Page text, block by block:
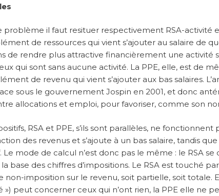
il faut resituer respectivement RSA-activité
de ressources qui vient s’ajouter au salaire de
de rendre plus attractive financièrement une activité
qui sont sans aucune activité. La PPE, elle, est de
de revenu qui vient s’ajouter aux bas salaires.
sous le gouvernement Jospin en 2001, et donc
allocations et emploi, pour favoriser, comme son
RSA et PPE, s’ils sont parallèles, ne
des revenus et s’ajoute à un bas salaire, tandis
mode de calcul n’est donc pas le même : le RSA
base des chiffres d’impositions. Le RSA est touché
non-imposition sur le revenu, soit partielle, soit totale.
») peut concerner ceux qui n’ont rien, la PPE elle ne